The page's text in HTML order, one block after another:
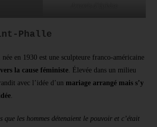
Phalle
en 1930 est une sculpteure franco-américaine
la cause féministe. Élevée dans un milieu
avec l’idée d’un mariage arrangé mais s’y
.
que les hommes détenaient le pouvoir et c’était